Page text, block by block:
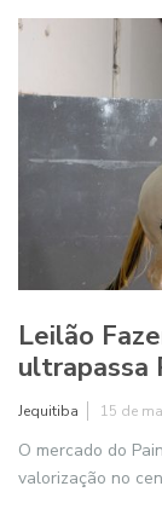
Leilão
ultrapassa
Jequitiba 15 de
O mercado do
valorização no